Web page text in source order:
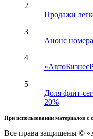
2
Продажи
3
Анонс
4
5
Доля флит-
20%
При использовании материалов с
Все права защищены ©